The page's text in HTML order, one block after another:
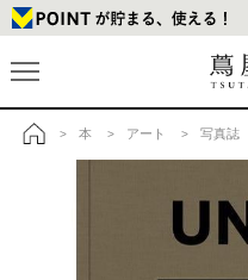
> 本 > アート > 写真誌